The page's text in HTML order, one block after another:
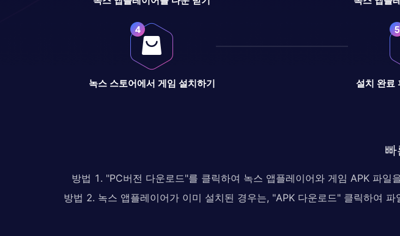
녹스 스토어에서 게임 설치하기 설치 완료
빠
방법 1. "PC버전 다운로드"를 클릭하여 녹스 앱플레이어와 게임 APK 파
방법 2. 녹스 앱플레이어가 이미 설치된 경우는, "APK 다운로드" 클릭하여